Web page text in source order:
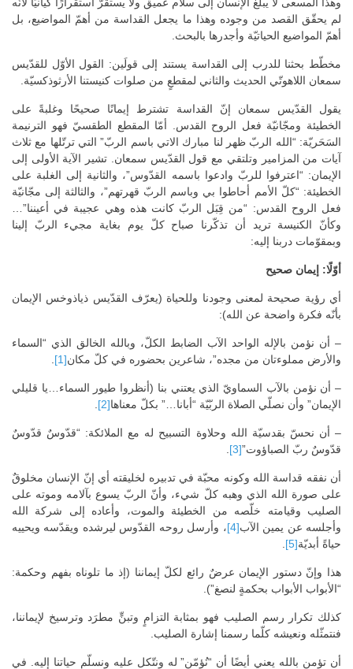
لم يحقّق القصد من وجوده وهذا ما يجعل القداسة من أهمّ المواضيع، بل
أهمّ المواضيع الحياتيّة وأجدرها بالبحث.
مخطّط بحثنا للدرب إلى القداسة يستند إلى قولَين: القول الأوّل للقدّيس
سمعان اللاهوتّي الحديث والثاني لمقطعٍ من صلوات كنيستنا الأرثوذكسيّة.
يقول القدّيس سمعان إنّ القداسة تشترط إيمانًا صحيحًا وغلبةً على
الخطيئة ومجّانيّة فعل الروح القدس. أمّا المقطع الطقسيّ فهو الترنيمة
السَحَريّة: “الله الربّ ظهر لنا مبارك الاتي باسم الربّ” التي ترتّلها مع ثلاث
آيات من المزامير وتلتقي مع قول القدّيس سمعان. تشير الآية الأولى إلى
الإيمان: “اعترفوا للربّ وادعوا باسمه القدّوس”، والثانية إلى الغلبة على
الخطيئة: “كلّ الأمم أحاطوا بي وباسم الربّ قهرتهم”، والثالثة إلى مجّانيّة
فعل الروح القدس: “من قِبَل الربّ كانت هذه وهي عجيبة في أعيننا”…
وكأنّ الكنيسة تريد أن تذكّرنا صباح كلّ يوم بغاية مجيء الربّ إلينا
وبمقوّمات دربنا إليه:
أوّلًا: إيمان صحيح
أي رؤية صحيحة لمعنى وجودنا وللحياة (يعرّف القدّيس ذياذوخس الإيمان
بأنّه فكرة واضحة عن الله):
– أن نؤمن بالإله الواحد الآب الضابط الكلّ، وبالله الخالق الذي “السماء
والأرض مملوءتان من مجده”، شاعرين بحضوره في كلّ مكان[1]
– أن نؤمن بالآب السماويّ الذي يعتني بنا (أنظروا طيور السماء…يا قليلي
الإيمان” وأن نصلّي الصلاة الربّيّة “أبانا…” بكلّ معناها[2]
– أن نحسّ بقدسيّة الله وحلاوة التسبيح له مع الملائكة: “قدّوسٌ قدّوسٌ
قدّوسٌ ربّ الصباؤوت”[3]
أن نفقه قداسة الله وكونه محبّة في تدبيره لخليقته أي إنّ الإنسان مخلوقٌ
على صورة الله الذي وهبه كلّ شيء، وأنّ الربّ يسوع بآلامه وموته على
الصليب وقيامته خلّصه من الخطيئة والموت، وأعاده إلى شركة الله
وأجلسه عن يمين الآب[4]
، وأرسل روحه القدّوس ليرشده ويقدّسه ويحييه
حياةً أبديّة[5]
هذا وإنّ دستور الإيمان عرضٌ رائع لكلّ إيماننا (إذ ما تلوناه بفهم وحكمة:
“الأبواب الأبواب بحكمةٍ لنصغ”).
كذلك تكرار رسم الصليب فهو بمثابة التزامٍ وتبنٍّ مطرَد وترسيخ لإيماننا،
فنتمثّله ونعيشه كلّما رسمنا إشارة الصليب.
أن تؤمن بالله يعني أيضًا أن “نُؤمّن” له ونتّكل عليه ونسلّم حياتنا إليه. في